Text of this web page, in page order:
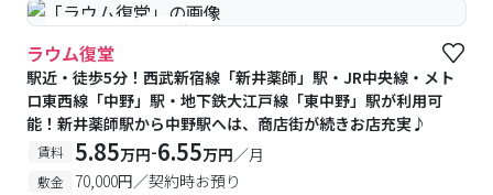
#予約受付中 #空室待ち
ラウム復堂
駅近・徒歩5分！西武新宿線「新井薬師」駅・JR中央線・メト
ロ東西線「中野」駅・地下鉄大江戸線「東中野」駅が利用可
能！新井薬師駅から中野駅へは、商店街が続きお店充実♪
賃料 5.85万円-6.55万円／月
敷金 70,000円／契約時お預り